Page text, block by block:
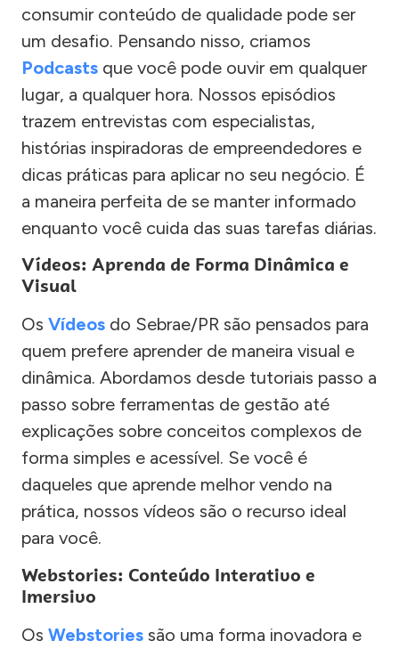
consumir conteúdo de qualidade pode ser
um desafio. Pensando nisso, criamos
Podcasts que você pode ouvir em qualquer
lugar, a qualquer hora. Nossos episódios
trazem entrevistas com especialistas,
histórias inspiradoras de empreendedores e
dicas práticas para aplicar no seu negócio. É
a maneira perfeita de se manter informado
enquanto você cuida das suas tarefas diárias.
Vídeos: Aprenda de Forma Dinâmica e
Visual
Os Vídeos do Sebrae/PR são pensados para
quem prefere aprender de maneira visual e
dinâmica. Abordamos desde tutoriais passo a
passo sobre ferramentas de gestão até
explicações sobre conceitos complexos de
forma simples e acessível. Se você é
daqueles que aprende melhor vendo na
prática, nossos vídeos são o recurso ideal
para você.
Webstories: Conteúdo Interativo e
Imersivo
Os Webstories são uma forma inovadora e